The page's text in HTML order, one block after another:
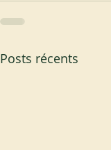
Posts récents